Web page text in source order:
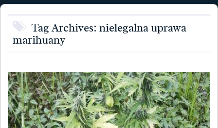
Tag Archives: nielegalna uprawa
marihuany